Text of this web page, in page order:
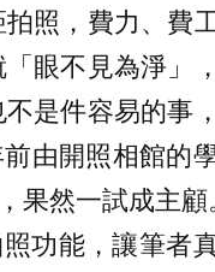
照，費力、費
眼不見為淨」
是件容易的事
由開照相館的
果然一試成主顧
功能，讓筆者